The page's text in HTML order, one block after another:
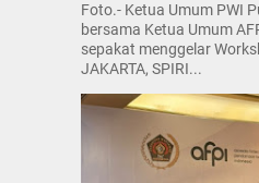
Foto.- Ketua Umum PWI
bersama Ketua Umum
sepakat menggelar
JAKARTA, SPIRI...